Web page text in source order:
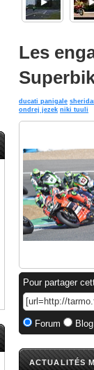
Les
ducati panigale
ondrej jezek niki tuuli
Pour partager
Forum
ACTUALITÉS